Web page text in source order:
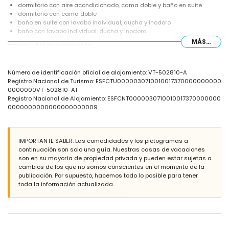
dormitorio con aire acondicionado, cama doble y baño en suite
dormitorio con cama doble
baño en suite con lavabo individual, ducha y inodoro
baño con lavabo individual, ducha y inodoro
profundidad
jardín comunitario con árboles
terraza cubierta
zona de estar exterior y zona de comedor exterior
apartamento)
río o costa más cercano: Mediterráneo, Jávea (a menos de 2
kilómetros del apartamento)
playa más cercana: La Grava, Puerto, Jávea (a menos de 2 kilómetros
del apartamento)
puerto más cercano: Puerto de Jávea (a menos de 2 kilómetros del
parque más cercano: Parque Natural del Montgó (a menos de 3
MÁS...
Número de identificación oficial de alojamiento: VT-502810-A
Registro Nacional de Turismo: ESFCTU0000030710010017370000000000
0000000VT-502810-A1
Registro Nacional de Alojamiento: ESFCNT0000030710010017370000000
0000000000000000000009
IMPORTANTE SABER: Las comodidades y los pictogramas a
continuación son solo una guía. Nuestras casas de vacaciones
son en su mayoría de propiedad privada y pueden estar sujetas a
cambios de los que no somos conscientes en el momento de la
publicación. Por supuesto, hacemos todo lo posible para tener
toda la información actualizada.